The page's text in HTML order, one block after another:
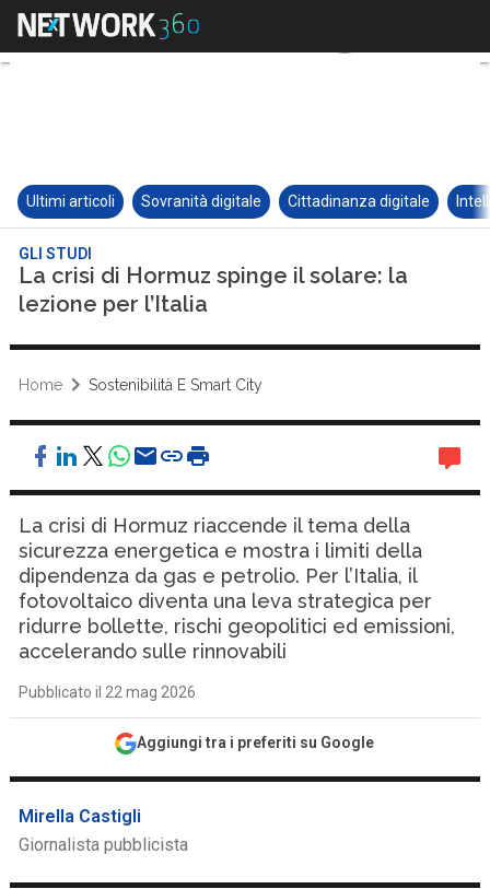
Ultimi articoli Sovranità digitale Cittadinanza digitale
GLI STUDI
La crisi di Hormuz spinge il solare: la
lezione per l’Italia
Home Sostenibilità E Smart City
La crisi di Hormuz riaccende il tema della
sicurezza energetica e mostra i limiti della
dipendenza da gas e petrolio. Per l’Italia, il
fotovoltaico diventa una leva strategica per
ridurre bollette, rischi geopolitici ed emissioni,
accelerando sulle rinnovabili
Pubblicato il 22 mag 2026
Aggiungi tra i preferiti su Google
Mirella Castigli
Giornalista pubblicista